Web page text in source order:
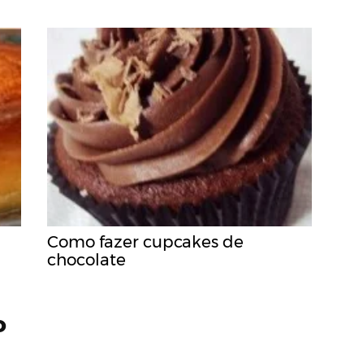
Como fazer cupcakes de
chocolate